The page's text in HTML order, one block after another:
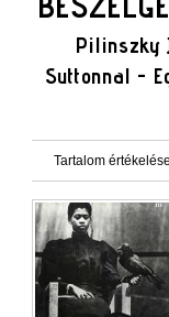
Pilinszky
Suttonnal -
Tartalom